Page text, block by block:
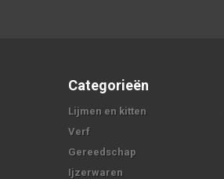
Categorieën
Lijmen en kitten
Verf
Gereedschap
Ijzerwaren